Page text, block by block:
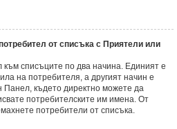
от списъка с Приятели или
списъците по два начина. Единият е
на потребителя, а другият начин е
Панел, където директно можете да
потребителските им имена. От
потребители от списъка.